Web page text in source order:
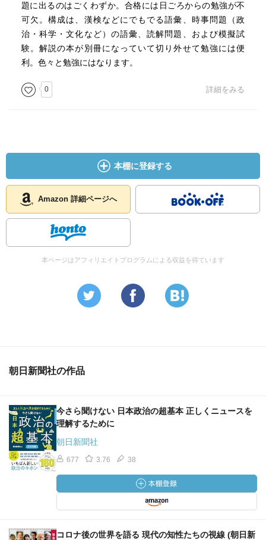
題に出るのはごくわずか。合格には日ごろからの勉強が不
可欠。構成は、漢検などにでもでる語彙、時事問題（政
治・科学・文化など）の語彙、読解問題、および模擬試
験。解説の本が別冊になっていて切り外せて勉強には便
利。色々と勉強にはなります。
0 詳細をみる
本棚に登録する
Amazon 詳細ページへ
本ページはアフィリエイトプログラムによる収益を得ています
朝日新聞社の作品
今さら聞けない 日本政治の超基本 正しくニュースを
理解するために
朝日新聞社
677 3.76 38
コロナ後の世界を語る 現代の知性たちの視線 (朝日新